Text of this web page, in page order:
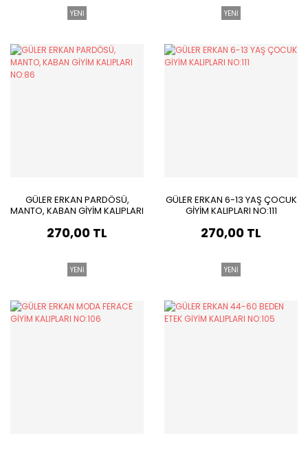
YENİ YENİ
GÜLER ERKAN PARDÖSÜ,
MANTO, KABAN GİYİM KALIPLARI
270,00 TL
YENİ
GÜLER ERKAN 6-13 YAŞ ÇOCUK
GİYİM KALIPLARI NO:111
270,00 TL
YENİ